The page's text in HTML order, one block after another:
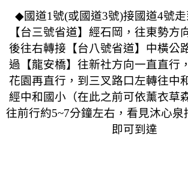
◆國道1號(或國道3號)接國道4號
【台三號省道】經石岡，往東勢方
後往右轉接【台八號省道】中橫公
過【龍安橋】往新社方向一直直行
花園再直行，到三叉路口左轉往中
經中和國小（在此之前可依薰衣草
往前行約5~7分鐘左右，看見沐心泉
即可到達